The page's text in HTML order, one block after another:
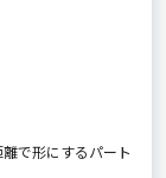
で形にするパート